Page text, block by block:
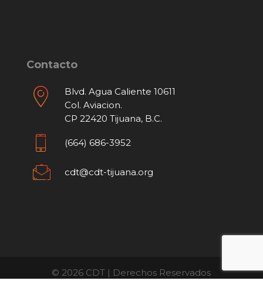
Contacto
Blvd. Agua Caliente 10611
Col. Aviacion.
CP 22420 Tijuana, B.C.
(664) 686-3952
cdt@cdt-tijuana.org
© 2026 CDT | Derechos Reservados